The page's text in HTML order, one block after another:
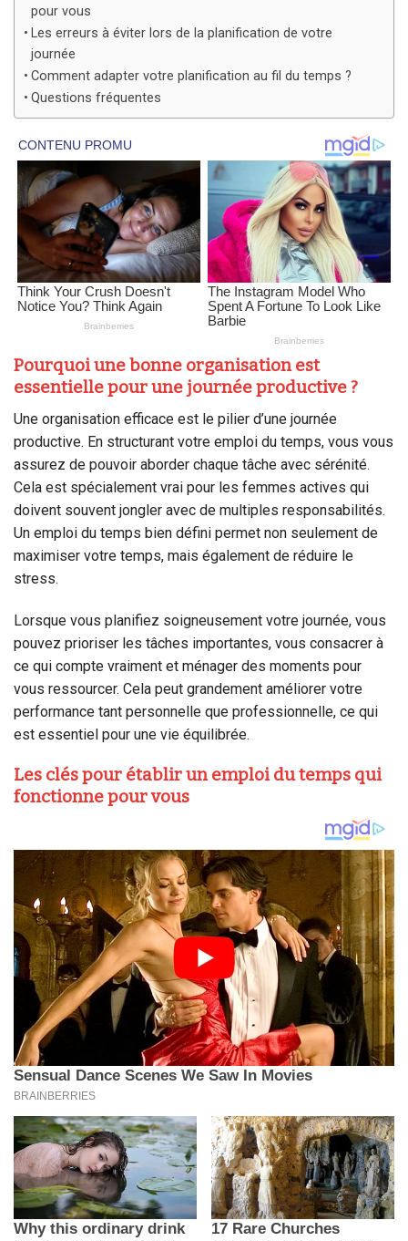
pour vous
Les erreurs à éviter lors de la planification de votre
journée
Comment adapter votre planification au fil du temps ?
Questions fréquentes
Pourquoi une bonne organisation est
essentielle pour une journée productive ?
Une organisation efficace est le pilier d’une journée
productive. En structurant votre emploi du temps, vous vous
assurez de pouvoir aborder chaque tâche avec sérénité.
Cela est spécialement vrai pour les femmes actives qui
doivent souvent jongler avec de multiples responsabilités.
Un emploi du temps bien défini permet non seulement de
maximiser votre temps, mais également de réduire le
stress.
Lorsque vous planifiez soigneusement votre journée, vous
pouvez prioriser les tâches importantes, vous consacrer à
ce qui compte vraiment et ménager des moments pour
vous ressourcer. Cela peut grandement améliorer votre
performance tant personnelle que professionnelle, ce qui
est essentiel pour une vie équilibrée.
Les clés pour établir un emploi du temps qui
fonctionne pour vous